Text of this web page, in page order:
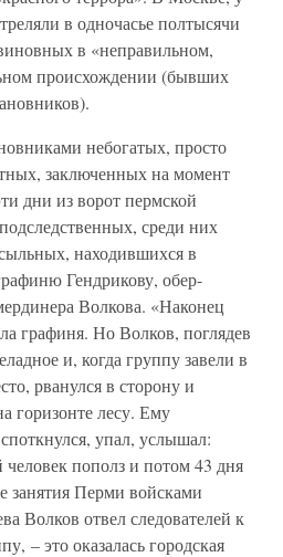
в одночасье полтысячи
в «неправильном,
происхождении (бывших
небогатых, просто
заключенных на момент
дни из ворот пермской
среди них
находившихся в
Гендрикову, обер-
Волкова. «Наконец
графиня. Но Волков, поглядев
и, когда группу завели в
рванулся в сторону и
горизонте лесу. Ему
упал, услышал:
пополз и потом 43 дня
Перми войсками
Волков отвел следователей к
– это оказалась городская